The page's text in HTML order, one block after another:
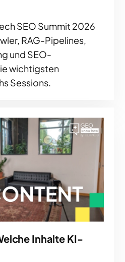
SEO Summit 2026
RAG-Pipelines,
und SEO-
wichtigsten
Sessions.
Inhalte KI-